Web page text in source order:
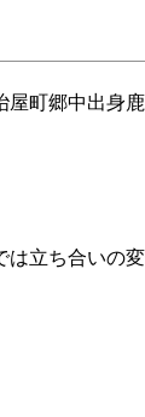
町郷中出身鹿
立ち合いの変